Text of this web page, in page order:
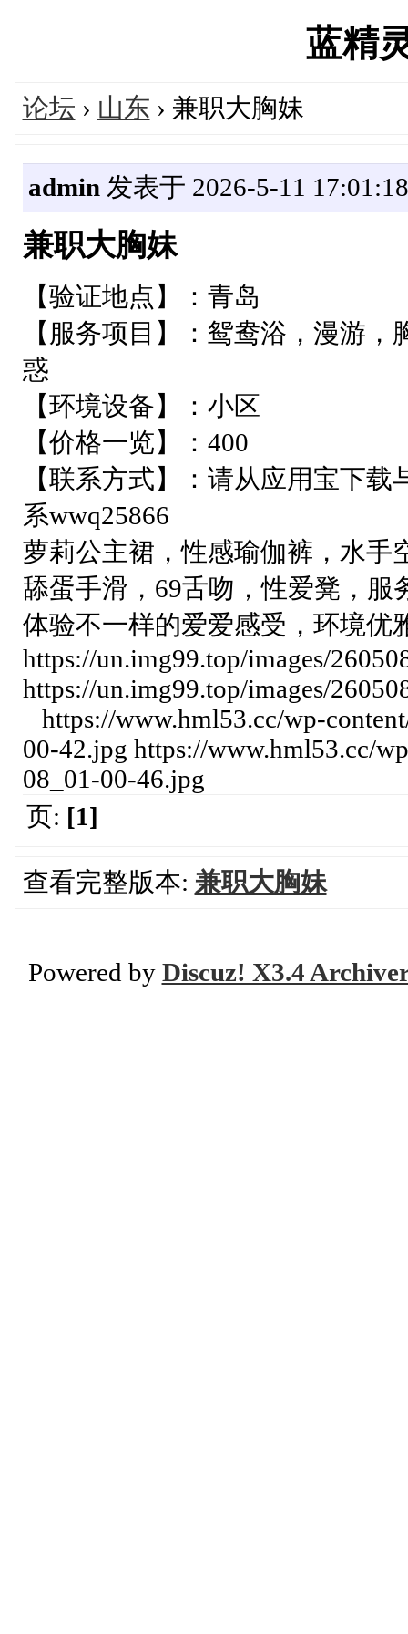
蓝精
论坛 › 山东 › 兼职大胸妹
admin 发表于 2026-5-11 17:01:18
兼职大胸妹
【验证地点】：青岛
【服务项目】：鸳鸯浴，漫游
惑
【环境设备】：小区
【价格一览】：400
【联系方式】：请从应用宝下
系wwq25866
萝莉公主裙，性感瑜伽裤，水手
舔蛋手滑，69舌吻，性爱凳，
体验不一样的爱爱感受，环境优
https://un.img99.top/images/
https://un.img99.top/images/
https://www.hml53.cc/wp-
00-42.jpg https://www.hml53.cc/
08_01-00-46.jpg
页: [1]
查看完整版本: 兼职大胸妹
Powered by Discuz! X3.4